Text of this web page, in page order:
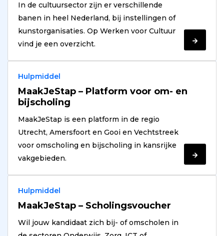
In de cultuursector zijn er verschillende
banen in heel Nederland, bij instellingen of
kunstorganisaties. Op Werken voor Cultuur
vind je een overzicht.
Verder
lezen
Hulpmiddel
MaakJeStap – Platform voor om- en
bijscholing
MaakJeStap is een platform in de regio
Utrecht, Amersfoort en Gooi en Vechtstreek
voor omscholing en bijscholing in kansrijke
vakgebieden.
Verder
lezen
Hulpmiddel
MaakJeStap – Scholingsvoucher
Wil jouw kandidaat zich bij- of omscholen in